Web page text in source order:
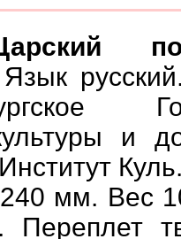
и
мм. Вес
Переплет